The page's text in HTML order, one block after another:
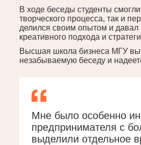
В ходе беседы студенты
творческого процесса, так и
делился своим опытом и
креативного подхода и
Высшая школа бизнеса МГУ
незабываемую беседу и
Мне было особенно
предпринимателя с
выделили отдельное